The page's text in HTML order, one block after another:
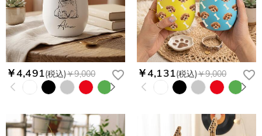
￥4,491(税込)￥9,000 ￥4,131(税込)￥9,000